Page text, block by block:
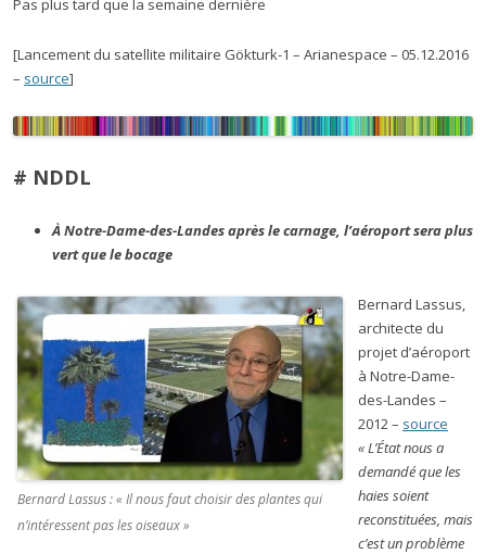
Pas plus tard que la semaine dernière
[Lancement du satellite militaire Gökturk-1 – Arianespace – 05.12.2016
– source]
# NDDL
À Notre-Dame-des-Landes après le carnage, l’aéroport sera plus
vert que le bocage
Bernard Lassus : « Il nous faut choisir des plantes qui
n’intéressent pas les oiseaux »
Bernard Lassus,
architecte du
projet d’aéroport
à Notre-Dame-
des-Landes –
2012 – source
« L’État nous a
demandé que les
haies soient
reconstituées, mais
c’est un problème